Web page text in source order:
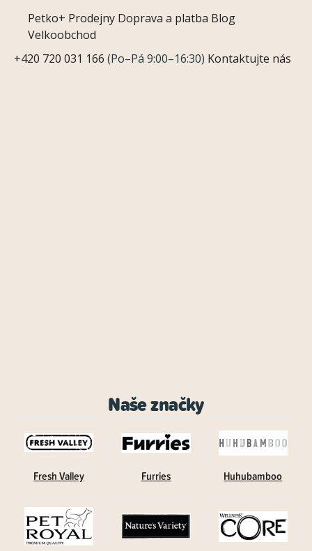
Petko+ Prodejny Doprava a platba Blog
Velkoobchod
+420 720 031 166 (Po–Pá 9:00–16:30) Kontaktujte nás
Naše značky
Fresh Valley Furries Huhubamboo